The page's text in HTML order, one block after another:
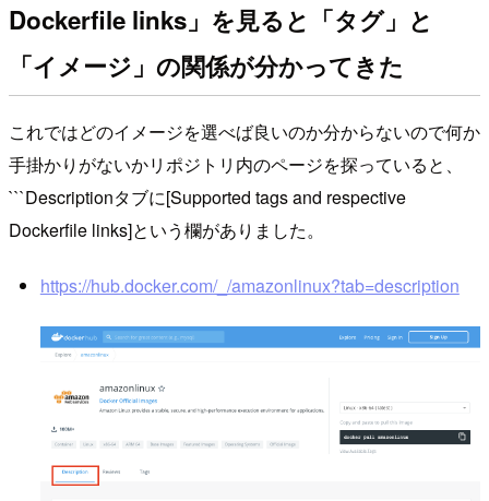
Dockerfile links」を見ると「タグ」と
「イメージ」の関係が分かってきた
これではどのイメージを選べば良いのか分からないので何か
手掛かりがないかリポジトリ内のページを探っていると、
```Descriptionタブに[Supported tags and respective
Dockerfile links]という欄がありました。
https://hub.docker.com/_/amazonlinux?tab=description